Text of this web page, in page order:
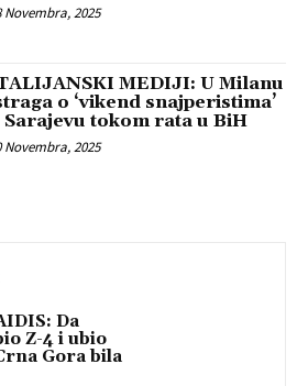
Novembra, 2025
MEDIJI: U Milanu
o ‘vikend snajperistima’
Sarajevu tokom rata u BiH
Novembra, 2025
Da
Z-4 i ubio
Gora bila